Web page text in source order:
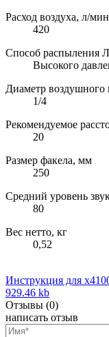
Расход воздуха, л/мин
420
Способ распыления
Высокого
Диаметр
1/4
Рекомендуемое
20
Размер факела, мм
250
Средний уровень
80
Вес нетто, кг
0,52
Инструкция для
929.46 kb
Отзывы (0)
написать отзыв